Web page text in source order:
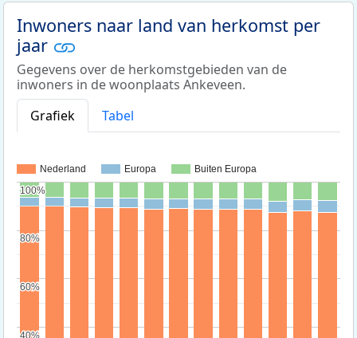
Inwoners naar land van herkomst per
jaar
Gegevens over de herkomstgebieden van de
inwoners in de woonplaats Ankeveen.
Grafiek
Tabel
Nederland Europa Buiten Europa
40%
40%
60%
60%
80%
80%
100%
100%